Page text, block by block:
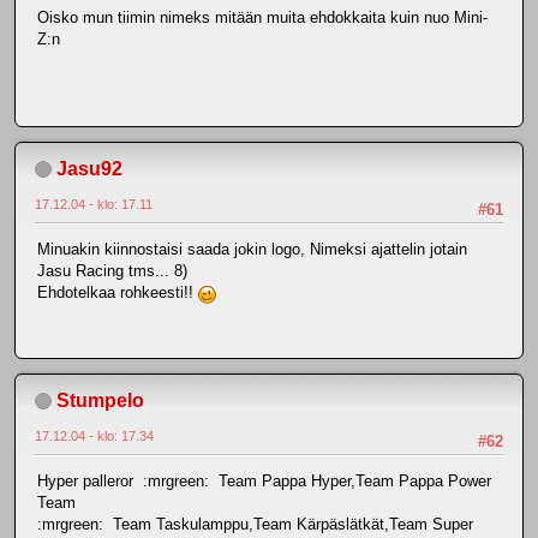
Oisko mun tiimin nimeks mitään muita ehdokkaita kuin nuo Mini-
Z:n
Jasu92
#61
17.12.04 - klo: 17.11
Minuakin kiinnostaisi saada jokin logo, Nimeksi ajattelin jotain
Jasu Racing tms... 8)
Ehdotelkaa rohkeesti!!
Stumpelo
#62
17.12.04 - klo: 17.34
Hyper palleror :mrgreen: Team Pappa Hyper,Team Pappa Power
Team
:mrgreen: Team Taskulamppu,Team Kärpäslätkät,Team Super